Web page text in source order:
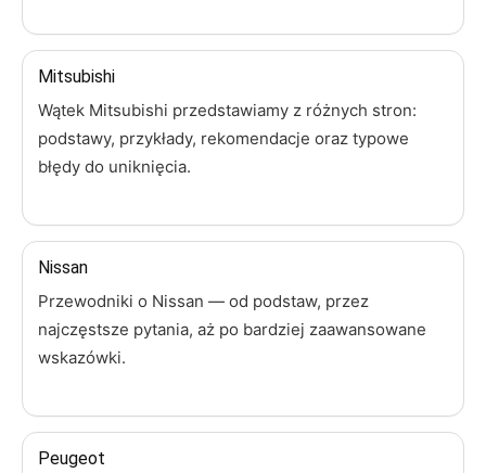
Mitsubishi
Wątek Mitsubishi przedstawiamy z różnych stron:
podstawy, przykłady, rekomendacje oraz typowe
błędy do uniknięcia.
Nissan
Przewodniki o Nissan — od podstaw, przez
najczęstsze pytania, aż po bardziej zaawansowane
wskazówki.
Peugeot